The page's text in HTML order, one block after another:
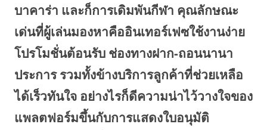
บาคาร่า และก็การเดิมพันกีฬา คุณลักษณะ
เด่นที่ผู้เล่นมองหาคืออินเทอร์เฟซใช้งานง่าย
โปรโมชั่นต้อนรับ ช่องทางฝาก-ถอนนานา
ประการ รวมทั้งข้างบริการลูกค้าที่ช่วยเหลือ
ได้เร็วทันใจ อย่างไรก็ดีความน่าไว้วางใจของ
แพลตฟอร์มขึ้นกับการแสดงใบอนุมัติ